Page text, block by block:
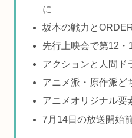
に
坂本の戦力と
先行上映会で第12・
アクションと人間ド
アニメ派・原作派ど
アニメオリジナル要
7月14日の放送開始